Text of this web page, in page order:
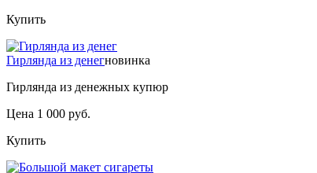
Купить
Гирлянда из денегновинка
Гирлянда из денежных купюр
Цена 1 000 руб.
Купить